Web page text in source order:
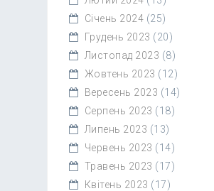
Січень 2024 (25)
Грудень 2023 (20)
Листопад 2023 (8)
Жовтень 2023 (12)
Вересень 2023 (14)
Серпень 2023 (18)
Липень 2023 (13)
Червень 2023 (14)
Травень 2023 (17)
Квітень 2023 (17)